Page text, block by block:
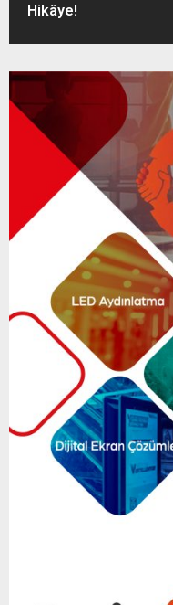
Hikâye!